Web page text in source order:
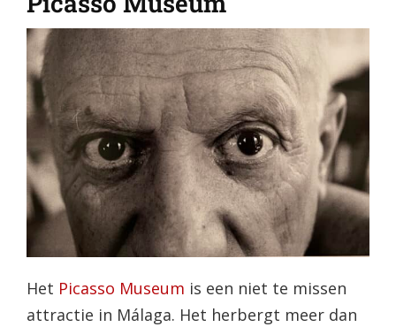
Het Picasso Museum is een niet te missen
attractie in Málaga. Het herbergt meer dan